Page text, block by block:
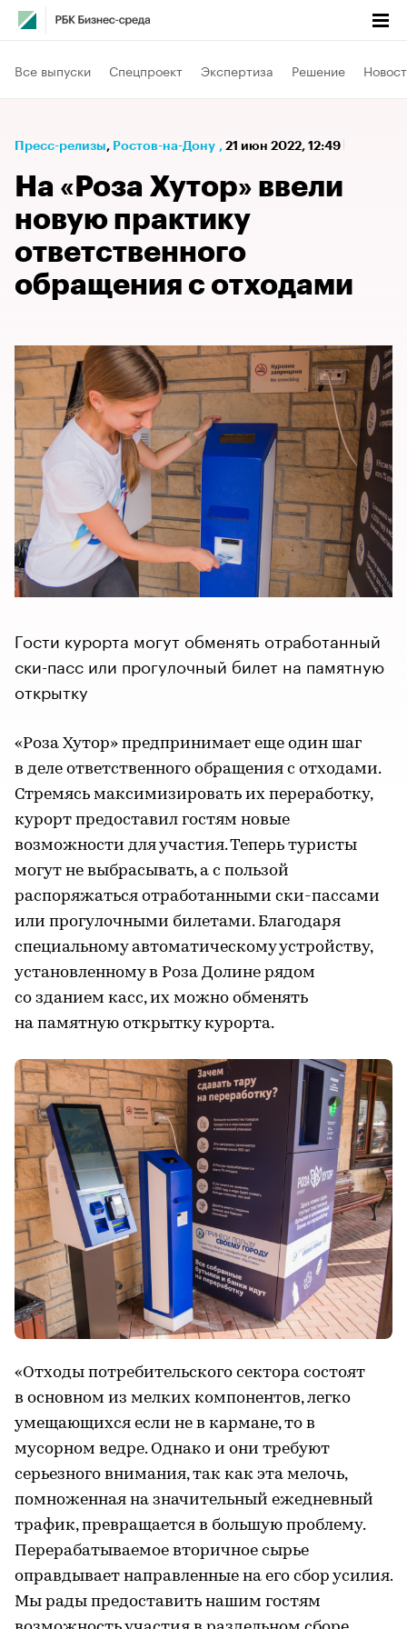
Все выпуски Спецпроект Экспертиза Решение
Пресс-релизы⁠, Ростов-на-Дону , 21 июн 2022, 12:49
На «Роза Хутор» ввели
новую практику
ответственного
обращения с отходами
Гости курорта могут обменять отработанный
ски-пасс или прогулочный билет на памятную
открытку
«Роза Хутор» предпринимает еще один шаг
в деле ответственного обращения с отходами.
Стремясь максимизировать их переработку,
курорт предоставил гостям новые
возможности для участия. Теперь туристы
могут не выбрасывать, а с пользой
распоряжаться отработанными ски-пассами
или прогулочными билетами. Благодаря
специальному автоматическому устройству,
установленному в Роза Долине рядом
со зданием касс, их можно обменять
на памятную открытку курорта.
«Отходы потребительского сектора состоят
в основном из мелких компонентов, легко
умещающихся если не в кармане, то в
мусорном ведре. Однако и они требуют
серьезного внимания, так как эта мелочь,
помноженная на значительный ежедневный
трафик, превращается в большую проблему.
Перерабатываемое вторичное сырье
оправдывает направленные на его сбор усилия.
Мы рады предоставить нашим гостям